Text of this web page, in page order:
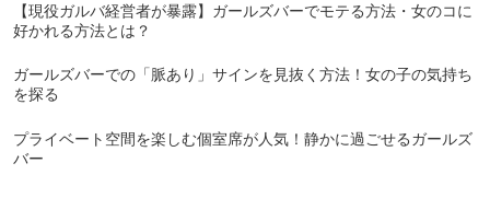
【現役ガルバ経営者が暴露】ガールズバーでモテる方法・女のコに
好かれる方法とは？
ガールズバーでの「脈あり」サインを見抜く方法！女の子の気持ち
を探る
プライベート空間を楽しむ個室席が人気！静かに過ごせるガールズ
バー